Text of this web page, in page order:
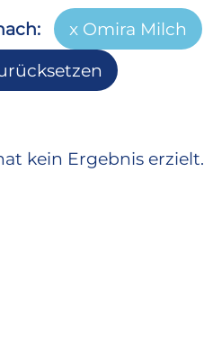
Omira Milch
kein Ergebnis erzielt.